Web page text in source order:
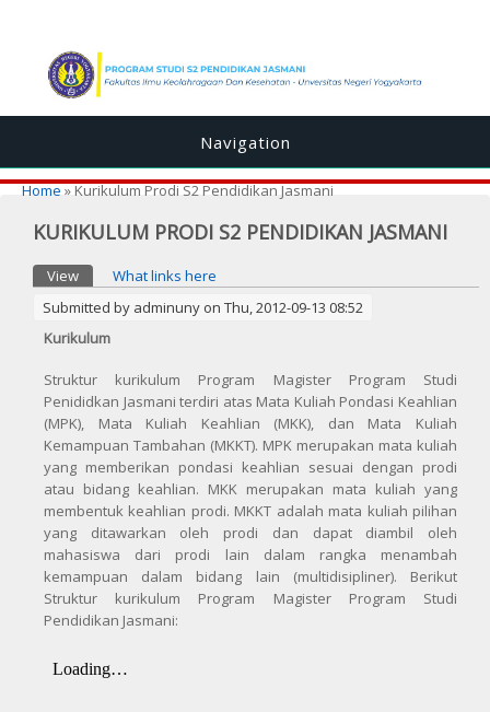
Navigation
You are here
Home » Kurikulum Prodi S2 Pendidikan Jasmani
KURIKULUM PRODI S2 PENDIDIKAN JASMANI
Primary tabs
View (active tab)
What links here
Submitted by adminuny on Thu, 2012-09-13 08:52
Kurikulum
Struktur kurikulum Program Magister Program Studi
Penididkan Jasmani terdiri atas Mata Kuliah Pondasi Keahlian
(MPK), Mata Kuliah Keahlian (MKK), dan Mata Kuliah
Kemampuan Tambahan (MKKT). MPK merupakan mata kuliah
yang memberikan pondasi keahlian sesuai dengan prodi
atau bidang keahlian. MKK merupakan mata kuliah yang
membentuk keahlian prodi. MKKT adalah mata kuliah pilihan
yang ditawarkan oleh prodi dan dapat diambil oleh
mahasiswa dari prodi lain dalam rangka menambah
kemampuan dalam bidang lain (multidisipliner). Berikut
Struktur kurikulum Program Magister Program Studi
Pendidikan Jasmani: